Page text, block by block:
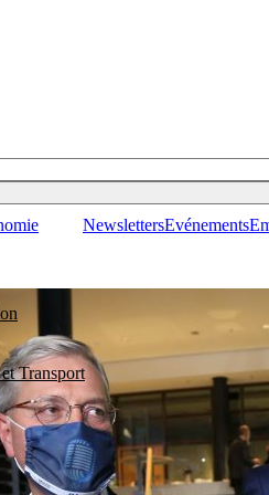
Transport
NewslettersEvénements